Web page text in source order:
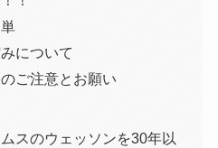
について
ご注意とお願い
スのウェッソンを30年以